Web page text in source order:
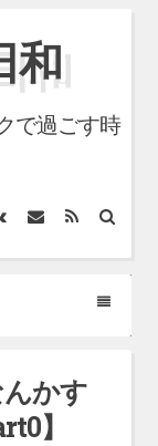
和
で過ごす時
VK
メ
RSS
んかす
】